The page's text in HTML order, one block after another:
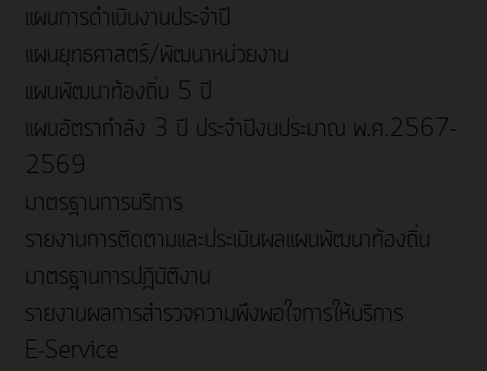
แผนการดำเนินงานประจำปี
แผนยุทธศาสตร์/พัฒนาหน่วยงาน
แผนพัฒนาท้องถิ่น 5 ปี
แผนอัตรากำลัง 3 ปี ประจำปีงบประมาณ พ.ศ.2567-
2569
มาตรฐานการบริการ
รายงานการติดตามและประเมินผลแผนพัฒนาท้องถิ่น
มาตรฐานการปฎิบัติงาน
รายงานผลการสำรวจความพึงพอใจการให้บริการ
E-Service